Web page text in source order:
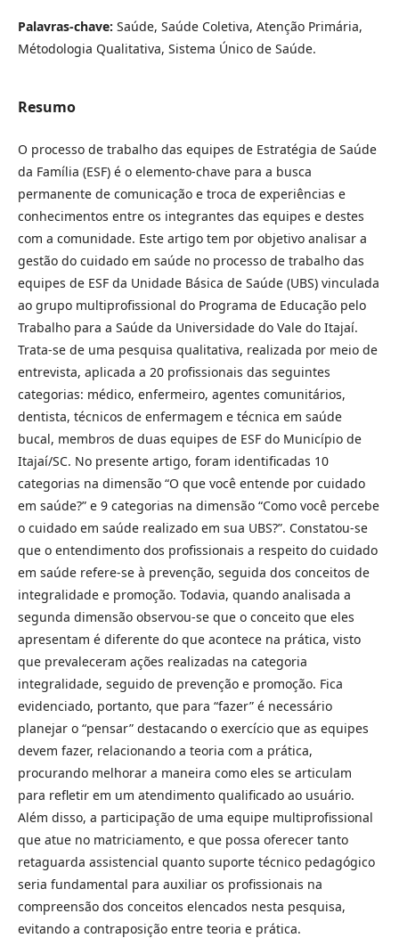
Palavras-chave: Saúde, Saúde Coletiva, Atenção Primária,
Métodologia Qualitativa, Sistema Único de Saúde.
Resumo
O processo de trabalho das equipes de Estratégia de Saúde
da Família (ESF) é o elemento-chave para a busca
permanente de comunicação e troca de experiências e
conhecimentos entre os integrantes das equipes e destes
com a comunidade. Este artigo tem por objetivo analisar a
gestão do cuidado em saúde no processo de trabalho das
equipes de ESF da Unidade Básica de Saúde (UBS) vinculada
ao grupo multiprofissional do Programa de Educação pelo
Trabalho para a Saúde da Universidade do Vale do Itajaí.
Trata-se de uma pesquisa qualitativa, realizada por meio de
entrevista, aplicada a 20 profissionais das seguintes
categorias: médico, enfermeiro, agentes comunitários,
dentista, técnicos de enfermagem e técnica em saúde
bucal, membros de duas equipes de ESF do Município de
Itajaí/SC. No presente artigo, foram identificadas 10
categorias na dimensão “O que você entende por cuidado
em saúde?” e 9 categorias na dimensão “Como você percebe
o cuidado em saúde realizado em sua UBS?”. Constatou-se
que o entendimento dos profissionais a respeito do cuidado
em saúde refere-se à prevenção, seguida dos conceitos de
integralidade e promoção. Todavia, quando analisada a
segunda dimensão observou-se que o conceito que eles
apresentam é diferente do que acontece na prática, visto
que prevaleceram ações realizadas na categoria
integralidade, seguido de prevenção e promoção. Fica
evidenciado, portanto, que para “fazer” é necessário
planejar o “pensar” destacando o exercício que as equipes
devem fazer, relacionando a teoria com a prática,
procurando melhorar a maneira como eles se articulam
para refletir em um atendimento qualificado ao usuário.
Além disso, a participação de uma equipe multiprofissional
que atue no matriciamento, e que possa oferecer tanto
retaguarda assistencial quanto suporte técnico pedagógico
seria fundamental para auxiliar os profissionais na
compreensão dos conceitos elencados nesta pesquisa,
evitando a contraposição entre teoria e prática.